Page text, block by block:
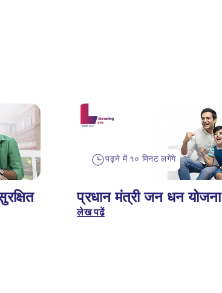
पढ़ने में १० मिनट लगेंगे
प्रधान मंत्री जन धन योजना
लेख पढ़ें